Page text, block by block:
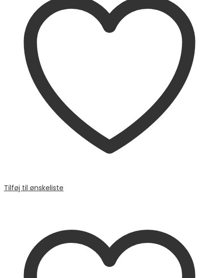
Tilføj til ønskeliste